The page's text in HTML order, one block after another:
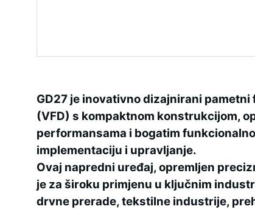
GD27 je inovativno dizajnirani
(VFD) s kompaktnom konstrukcijom,
performansama i bogatim
implementaciju i upravljanje.
Ovaj napredni uređaj, opremljen
je za široku primjenu u ključnim
drvne prerade, tekstilne industrije,